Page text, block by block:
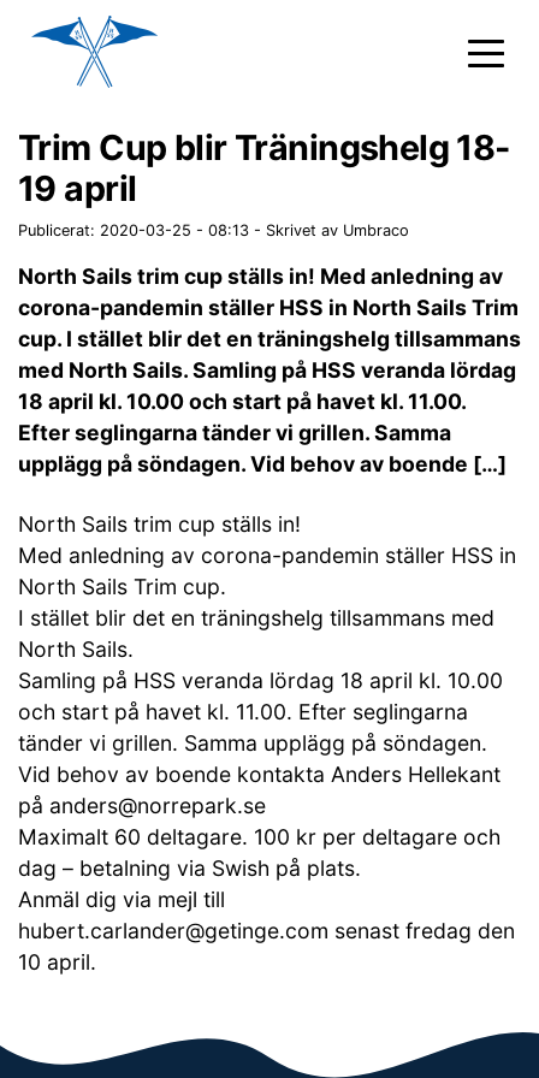
Trim Cup blir Träningshelg 18-
19 april
Publicerat: 2020-03-25 - 08:13 - Skrivet av Umbraco
North Sails trim cup ställs in! Med anledning av
corona-pandemin ställer HSS in North Sails Trim
cup. I stället blir det en träningshelg tillsammans
med North Sails. Samling på HSS veranda lördag
18 april kl. 10.00 och start på havet kl. 11.00.
Efter seglingarna tänder vi grillen. Samma
upplägg på söndagen. Vid behov av boende […]
North Sails trim cup ställs in!
Med anledning av corona-pandemin ställer HSS in
North Sails Trim cup.
I stället blir det en träningshelg tillsammans med
North Sails.
Samling på HSS veranda lördag 18 april kl. 10.00
och start på havet kl. 11.00. Efter seglingarna
tänder vi grillen. Samma upplägg på söndagen.
Vid behov av boende kontakta Anders Hellekant
på anders@norrepark.se
Maximalt 60 deltagare. 100 kr per deltagare och
dag – betalning via Swish på plats.
Anmäl dig via mejl till
hubert.carlander@getinge.com senast fredag den
10 april.